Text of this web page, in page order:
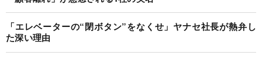
「エレベーターの“閉ボタン”をなくせ」ヤナセ社長が熱弁し
た深い理由